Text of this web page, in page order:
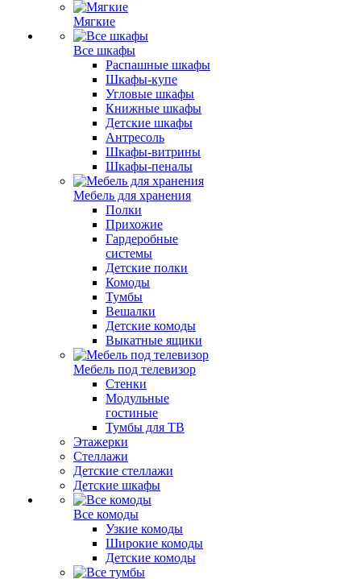
Мягкие
Все шкафы
Распашные шкафы
Шкафы-купе
Угловые шкафы
Книжные шкафы
Детские шкафы
Антресоль
Шкафы-витрины
Шкафы-пеналы
Мебель для хранения
Полки
Прихожие
Гардеробные
системы
Детские полки
Комоды
Тумбы
Вешалки
Детские комоды
Выкатные ящики
Мебель под телевизор
Стенки
Модульные
гостиные
Тумбы для ТВ
Этажерки
Стеллажи
Детские стеллажи
Детские шкафы
Все комоды
Узкие комоды
Широкие комоды
Детские комоды